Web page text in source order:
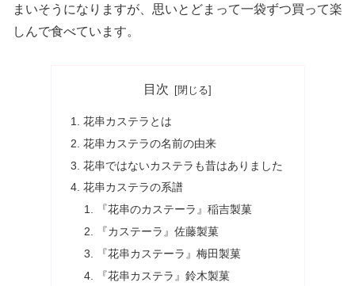
まいそうになりますが、思いとどまって一袋ずつ買って楽
しんで食べています。
目次
花串カステラとは
花串カステラの名前の由来
花串ではないカステラも昔はありました
花串カステラの系譜
『花串のカステーラ』稲吉製菓
『カステーラ』佐藤製菓
『花串カステーラ』梅田製菓
『花串カステラ』鈴木製菓